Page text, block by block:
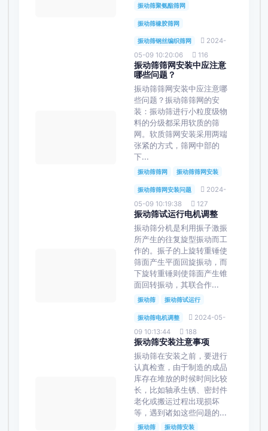
振动筛聚氨酯筛网
振动筛橡胶筛网
振动筛钢丝编织筛网
2024-
05-09 10:20:06
116
振动筛筛网安装中应注意
哪些问题？
振动筛筛网安装中应注意哪
些问题？振动筛筛网的安
装：振动筛进行小粒度级物
料的分级都采用软质的筛
网。软质筛网安装采用两端
张紧的方式，筛网中部的
下...
振动筛筛网 振动筛筛网安装
振动筛筛网安装问题
2024-
05-09 10:19:38
127
振动筛试运行电机调整
振动筛分机是利用振子激振
所产生的往复旋型振动而工
作的。振子的上旋转重锤使
筛面产生平面回旋振动，而
下旋转重锤则使筛面产生锥
面回转振动，其联合作...
振动筛 振动筛试运行
振动筛电机调整
2024-05-
09 10:13:44
188
振动筛安装注意事项
振动筛在安装之前，要进行
认真检查，由于制造的成品
库存在堆放的时候时间比较
长，比如轴承生锈、密封件
老化或搬运过程出现损坏
等，遇到诸如这些问题的...
振动筛 振动筛安装